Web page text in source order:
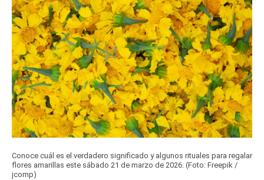
Conoce cuál es el verdadero significado y algunos rituales para regalar
flores amarillas este sábado 21 de marzo de 2026. (Foto: Freepik /
jcomp)